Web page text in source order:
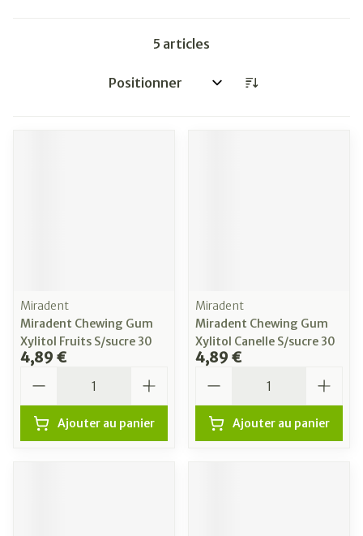
5 articles
Trier par:
Miradent
Miradent Chewing Gum
Xylitol Fruits S/sucre 30
4,89 €
Ajouter au panier
Miradent
Miradent Chewing Gum
Xylitol Canelle S/sucre 30
4,89 €
Ajouter au panier